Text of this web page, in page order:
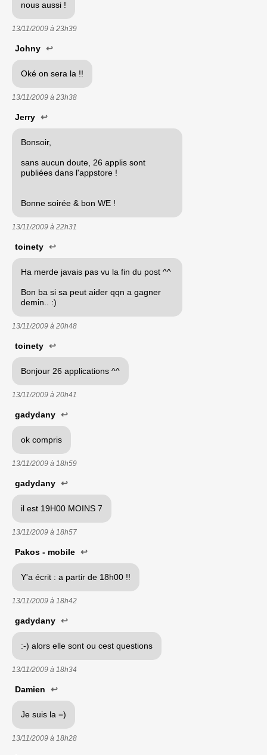
nous aussi !
13/11/2009 à 23h39
Johny ↩
Oké on sera la !!
13/11/2009 à 23h38
Jerry ↩
Bonsoir,
sans aucun doute, 26 applis sont
publiées dans l'appstore !
Bonne soirée & bon WE !
13/11/2009 à 22h31
toinety ↩
Ha merde javais pas vu la fin du post ^^
Bon ba si sa peut aider qqn a gagner
demin.. :)
13/11/2009 à 20h48
toinety ↩
Bonjour 26 applications ^^
13/11/2009 à 20h41
gadydany ↩
ok compris
13/11/2009 à 18h59
gadydany ↩
il est 19H00 MOINS 7
13/11/2009 à 18h57
Pakos - mobile ↩
Y'a écrit : a partir de 18h00 !!
13/11/2009 à 18h42
gadydany ↩
:-) alors elle sont ou cest questions
13/11/2009 à 18h34
Damien ↩
Je suis la =)
13/11/2009 à 18h28